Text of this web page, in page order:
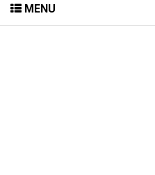
MENU